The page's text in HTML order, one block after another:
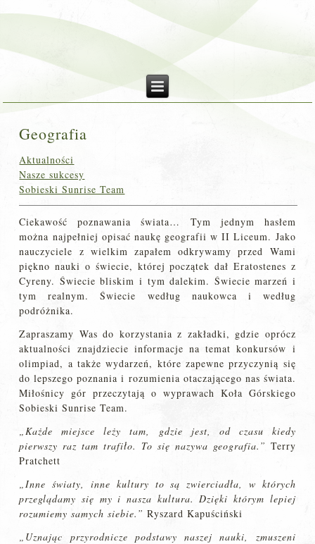
Geografia
Aktualności
Nasze sukcesy
Sobieski Sunrise Team
Ciekawość poznawania świata… Tym jednym hasłem
można najpełniej opisać naukę geografii w II Liceum. Jako
nauczyciele z wielkim zapałem odkrywamy przed Wami
piękno nauki o świecie, której początek dał Eratostenes z
Cyreny. Świecie bliskim i tym dalekim. Świecie marzeń i
tym realnym. Świecie według naukowca i według
podróżnika.
Zapraszamy Was do korzystania z zakładki, gdzie oprócz
aktualności znajdziecie informacje na temat konkursów i
olimpiad, a także wydarzeń, które zapewne przyczynią się
do lepszego poznania i rozumienia otaczającego nas świata.
Miłośnicy gór przeczytają o wyprawach Koła Górskiego
Sobieski Sunrise Team.
„Każde miejsce leży tam, gdzie jest, od czasu kiedy
pierwszy raz tam trafiło. To się nazywa geografia.” Terry
Pratchett
„Inne światy, inne kultury to są zwierciadła, w których
przeglądamy się my i nasza kultura. Dzięki którym lepiej
rozumiemy samych siebie.” Ryszard Kapuściński
„Uznając przyrodnicze podstawy naszej nauki, zmuszeni